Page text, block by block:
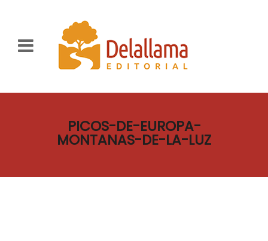
PICOS-DE-EUROPA-
MONTANAS-DE-LA-LUZ